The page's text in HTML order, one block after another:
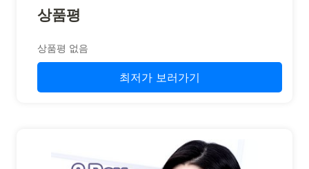
상품평
상품평 없음
최저가 보러가기